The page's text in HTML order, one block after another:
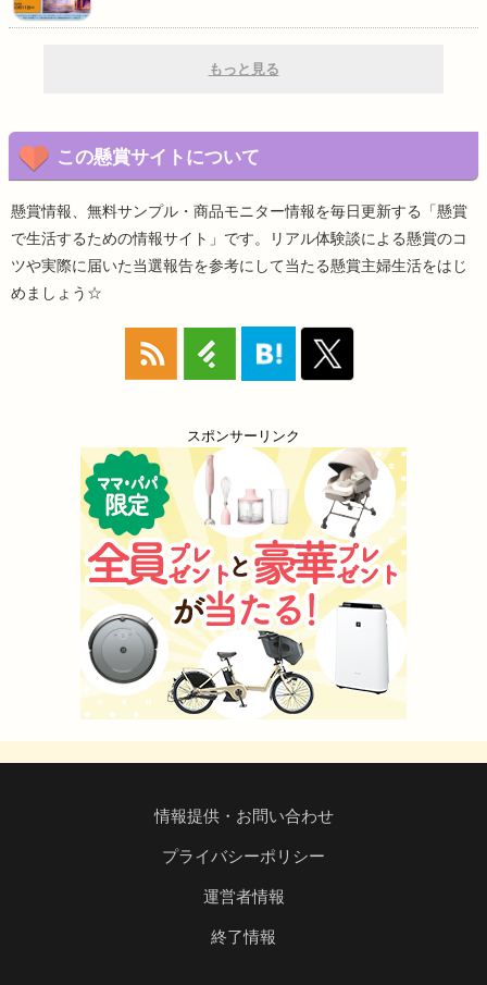
もっと見る
この懸賞サイトについて
懸賞情報、無料サンプル・商品モニター情報を毎日更新する「懸賞
で生活するための情報サイト」です。リアル体験談による懸賞のコ
ツや実際に届いた当選報告を参考にして当たる懸賞主婦生活をはじ
めましょう☆
スポンサーリンク
情報提供・お問い合わせ
プライバシーポリシー
運営者情報
終了情報